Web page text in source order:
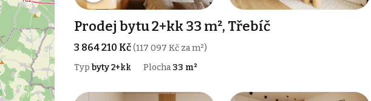
Prodej bytu 2+kk 33 m², Třebíč
3 864 210 Kč(117 097 Kč za m²)
Typ byty 2+kk Plocha 33 m²